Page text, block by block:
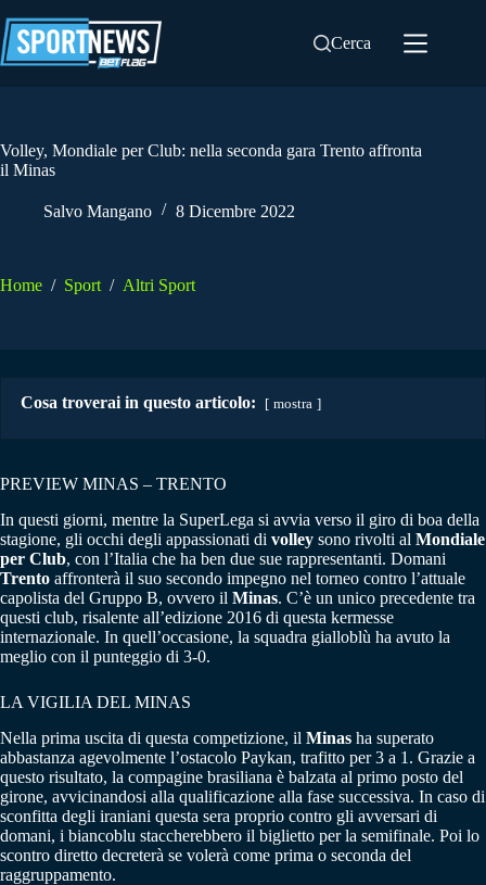
al
contenuto
Cerca
Volley, Mondiale per Club: nella seconda gara Trento affronta
il Minas
Salvo Mangano 8 Dicembre 2022
Home / Sport / Altri Sport
Cosa troverai in questo articolo: mostra
PREVIEW MINAS – TRENTO
In questi giorni, mentre la SuperLega si avvia verso il giro di boa della
stagione, gli occhi degli appassionati di volley sono rivolti al Mondiale
per Club, con l’Italia che ha ben due sue rappresentanti. Domani
Trento affronterà il suo secondo impegno nel torneo contro l’attuale
capolista del Gruppo B, ovvero il Minas. C’è un unico precedente tra
questi club, risalente all’edizione 2016 di questa kermesse
internazionale. In quell’occasione, la squadra gialloblù ha avuto la
meglio con il punteggio di 3-0.
LA VIGILIA DEL MINAS
Nella prima uscita di questa competizione, il Minas ha superato
abbastanza agevolmente l’ostacolo Paykan, trafitto per 3 a 1. Grazie a
questo risultato, la compagine brasiliana è balzata al primo posto del
girone, avvicinandosi alla qualificazione alla fase successiva. In caso di
sconfitta degli iraniani questa sera proprio contro gli avversari di
domani, i biancoblu staccherebbero il biglietto per la semifinale. Poi lo
scontro diretto decreterà se volerà come prima o seconda del
raggruppamento.